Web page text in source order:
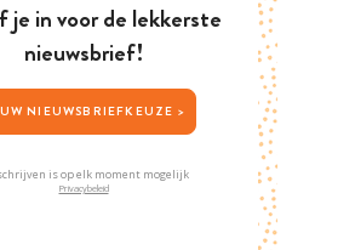
je in voor de lekkerste
nieuwsbrief!
JOUW NIEUWSBRIEFKEUZE >
is op elk moment mogelijk
Privacybeleid